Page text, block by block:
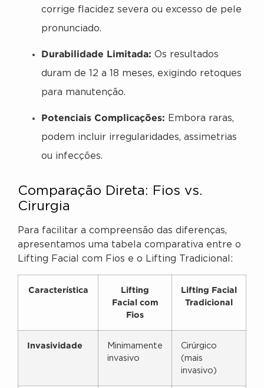
corrige flacidez severa ou excesso de pele
pronunciado.
Durabilidade Limitada: Os resultados
duram de 12 a 18 meses, exigindo retoques
para manutenção.
Potenciais Complicações: Embora raras,
podem incluir irregularidades, assimetrias
ou infecções.
Comparação Direta: Fios vs.
Cirurgia
Para facilitar a compreensão das diferenças,
apresentamos uma tabela comparativa entre o
Lifting Facial com Fios e o Lifting Tradicional:
Característica
Lifting
Facial com
Fios
Lifting Facial
Tradicional
Invasividade
Minimamente
invasivo
Cirúrgico
(mais
invasivo)